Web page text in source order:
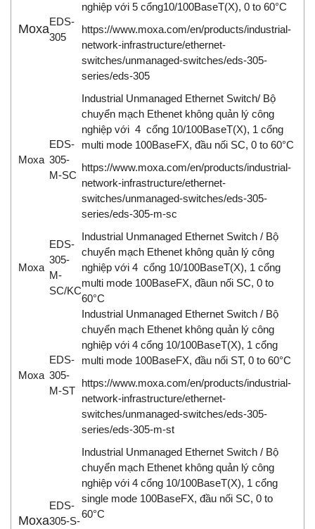
Moxa
EDS-
305
nghiệp với 5 cổng10/100BaseT(X), 0 to 60°C
https://www.moxa.com/en/products/industrial-
network-infrastructure/ethernet-
switches/unmanaged-switches/eds-305-
series/eds-305
Moxa
EDS-
305-
M-SC
Industrial Unmanaged Ethernet Switch/ Bộ
chuyển mạch Ethenet không quản lý công
nghiệp với 4 cổng 10/100BaseT(X), 1 cổng
multi mode 100BaseFX, đầu nối SC, 0 to 60°C
https://www.moxa.com/en/products/industrial-
network-infrastructure/ethernet-
switches/unmanaged-switches/eds-305-
series/eds-305-m-sc
Moxa
EDS-
305-
M-
SC/KC
Industrial Unmanaged Ethernet Switch / Bộ
chuyển mạch Ethenet không quản lý công
nghiệp với 4 cổng 10/100BaseT(X), 1 cổng
multi mode 100BaseFX, đầun nối SC, 0 to
60°C
Moxa
EDS-
305-
M-ST
Industrial Unmanaged Ethernet Switch / Bộ
chuyển mạch Ethenet không quản lý công
nghiệp với 4 cổng 10/100BaseT(X), 1 cổng
multi mode 100BaseFX, đầu nối ST, 0 to 60°C
https://www.moxa.com/en/products/industrial-
network-infrastructure/ethernet-
switches/unmanaged-switches/eds-305-
series/eds-305-m-st
Moxa
EDS-
305-S-
Industrial Unmanaged Ethernet Switch / Bộ
chuyển mạch Ethenet không quản lý công
nghiệp với 4 cổng 10/100BaseT(X), 1 cổng
single mode 100BaseFX, đầu nối SC, 0 to
60°C